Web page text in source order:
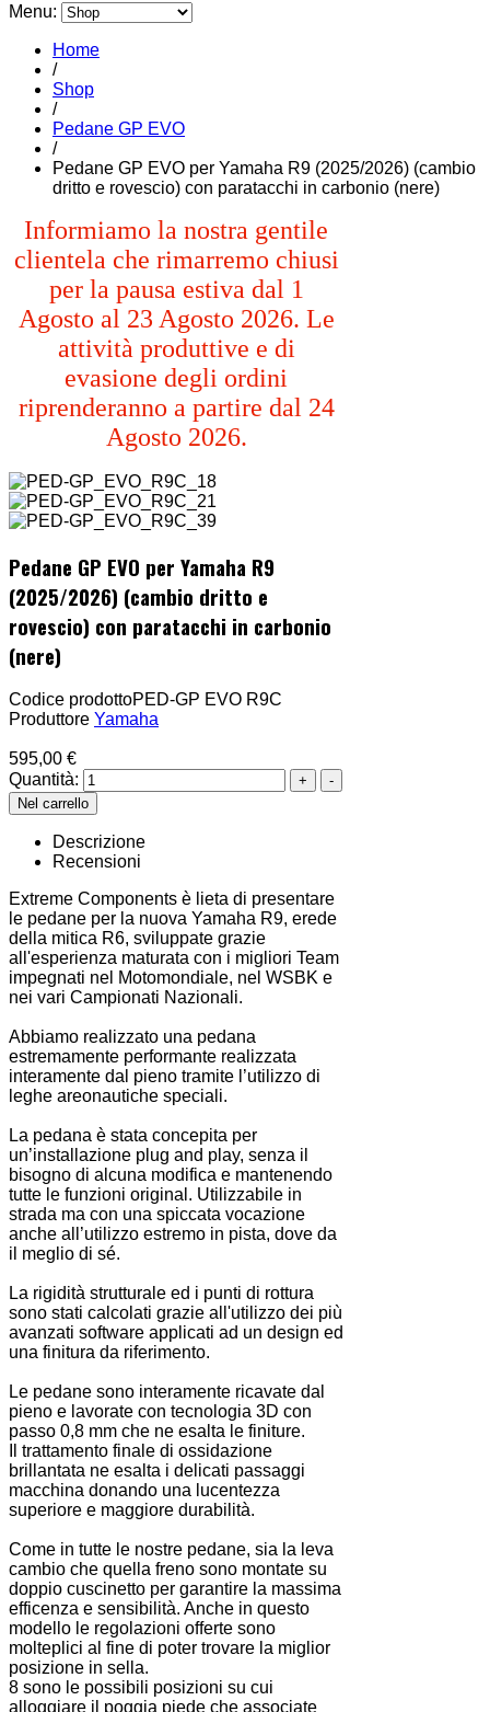
Menu:
Home
/
Shop
/
Pedane GP EVO
/
Pedane GP EVO per Yamaha R9 (2025/2026) (cambio
dritto e rovescio) con paratacchi in carbonio (nere)
Informiamo la nostra gentile
clientela che rimarremo chiusi
per la pausa estiva dal 1
Agosto al 23 Agosto 2026. Le
attività produttive e di
evasione degli ordini
riprenderanno a partire dal 24
Agosto 2026.
Pedane GP EVO per Yamaha R9
(2025/2026) (cambio dritto e
rovescio) con paratacchi in carbonio
(nere)
Codice prodottoPED-GP EVO R9C
Produttore Yamaha
595,00 €
Quantità:
Descrizione
Recensioni
Extreme Components è lieta di presentare
le pedane per la nuova Yamaha R9, erede
della mitica R6, sviluppate grazie
all'esperienza maturata con i migliori Team
impegnati nel Motomondiale, nel WSBK e
nei vari Campionati Nazionali.
Abbiamo realizzato una pedana
estremamente performante realizzata
interamente dal pieno tramite l’utilizzo di
leghe areonautiche speciali.
La pedana è stata concepita per
un’installazione plug and play, senza il
bisogno di alcuna modifica e mantenendo
tutte le funzioni original. Utilizzabile in
strada ma con una spiccata vocazione
anche all’utilizzo estremo in pista, dove da
il meglio di sé.
La rigidità strutturale ed i punti di rottura
sono stati calcolati grazie all'utilizzo dei più
avanzati software applicati ad un design ed
una finitura da riferimento.
Le pedane sono interamente ricavate dal
pieno e lavorate con tecnologia 3D con
passo 0,8 mm che ne esalta le finiture.
Il trattamento finale di ossidazione
brillantata ne esalta i delicati passaggi
macchina donando una lucentezza
superiore e maggiore durabilità.
Come in tutte le nostre pedane, sia la leva
cambio che quella freno sono montate su
doppio cuscinetto per garantire la massima
efficenza e sensibilità. Anche in questo
modello le regolazioni offerte sono
molteplici al fine di poter trovare la miglior
posizione in sella.
8 sono le possibili posizioni su cui
alloggiare il poggia piede che associate